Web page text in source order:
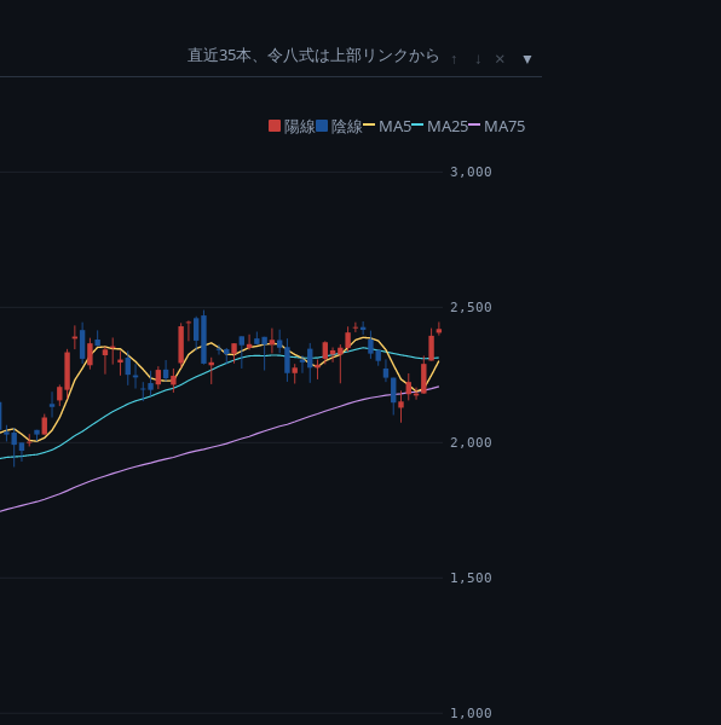
直近35本、令八式は上部リンクから ↑ ↓ ×
陽線 陰線 MA5 MA25 MA75
1,000
1,500
2,000
2,500
3,000